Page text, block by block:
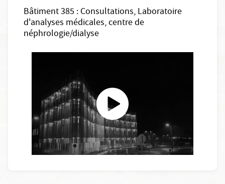
Nx:Play video
Bâtiment 385 : Consultations, Laboratoire
d'analyses médicales, centre de
néphrologie/dialyse